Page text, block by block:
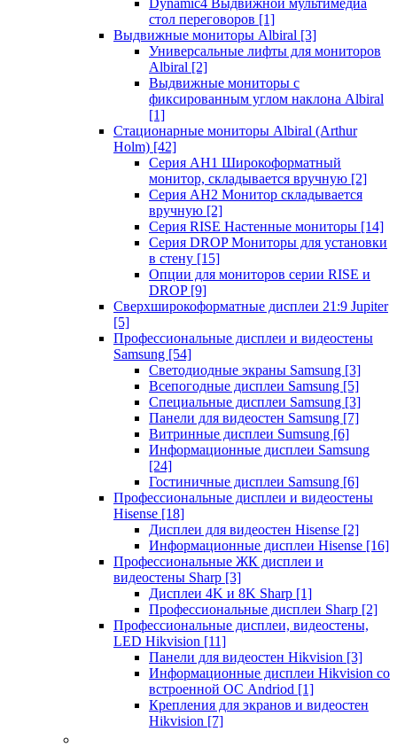
Dynamic4 Выдвижной мультимедиа
стол переговоров [1]
Выдвижные мониторы Albiral [3]
Универсальные лифты для мониторов
Albiral [2]
Выдвижные мониторы с
фиксированным углом наклона Albiral
[1]
Стационарные мониторы Albiral (Arthur
Holm) [42]
Серия AH1 Широкоформатный
монитор, складывается вручную [2]
Серия AH2 Монитор складывается
вручную [2]
Серия RISE Настенные мониторы [14]
Серия DROP Мониторы для установки
в стену [15]
Опции для мониторов серии RISE и
DROP [9]
Сверхширокоформатные дисплеи 21:9 Jupiter
[5]
Профессиональные дисплеи и видеостены
Samsung [54]
Светодиодные экраны Samsung [3]
Всепогодные дисплеи Samsung [5]
Специальные дисплеи Samsung [3]
Панели для видеостен Samsung [7]
Витринные дисплеи Sumsung [6]
Информационные дисплеи Samsung
[24]
Гостиничные дисплеи Samsung [6]
Профессиональные дисплеи и видеостены
Hisense [18]
Дисплеи для видеостен Hisense [2]
Информационные дисплеи Hisense [16]
Профессиональные ЖК дисплеи и
видеостены Sharp [3]
Дисплеи 4K и 8K Sharp [1]
Профессиональные дисплеи Sharp [2]
Профессиональные дисплеи, видеостены,
LED Hikvision [11]
Панели для видеостен Hikvision [3]
Информационные дисплеи Hikvision со
встроенной ОС Andriod [1]
Крепления для экранов и видеостен
Hikvision [7]